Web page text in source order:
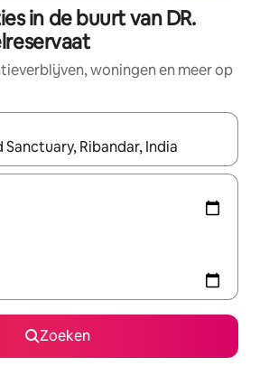
in de buurt van DR.
woningen en meer op
beschikbaar zijn, maak je een keuze
Zoeken